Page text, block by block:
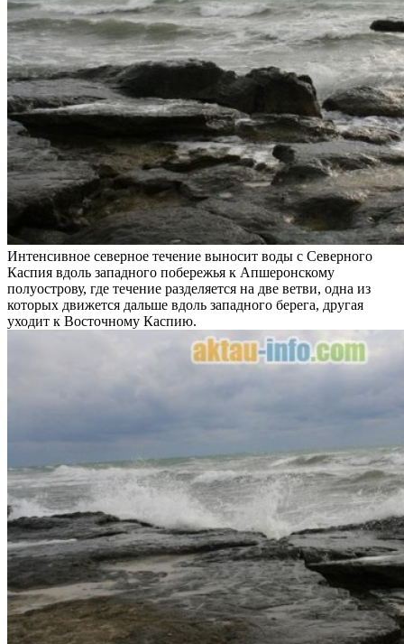
Интенсивное северное течение выносит воды с Северного
Каспия вдоль западного побережья к Апшеронскому
полуострову, где течение разделяется на две ветви, одна из
которых движется дальше вдоль западного берега, другая
уходит к Восточному Каспию.